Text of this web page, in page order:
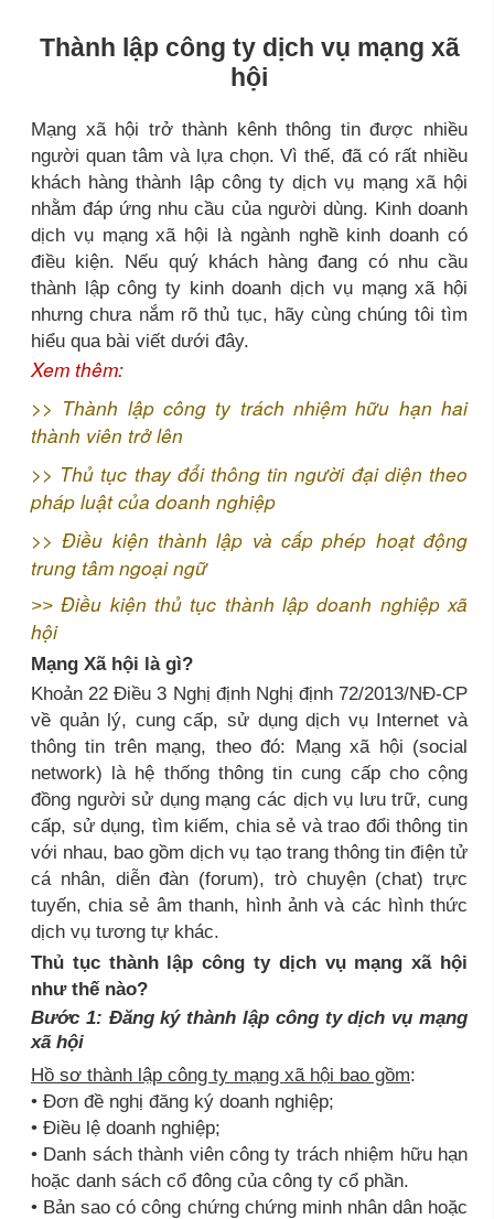
Thành lập công ty dịch vụ mạng xã
hội
Mạng xã hội trở thành kênh thông tin được nhiều
người quan tâm và lựa chọn. Vì thế, đã có rất nhiều
khách hàng thành lập công ty dịch vụ mạng xã hội
nhằm đáp ứng nhu cầu của người dùng. Kinh doanh
dịch vụ mạng xã hội là ngành nghề kinh doanh có
điều kiện. Nếu quý khách hàng đang có nhu cầu
thành lập công ty kinh doanh dịch vụ mạng xã hội
nhưng chưa nắm rõ thủ tục, hãy cùng chúng tôi tìm
hiểu qua bài viết dưới đây.
Xem thêm:
>> Thành lập công ty trách nhiệm hữu hạn hai
thành viên trở lên
>> Thủ tục thay đổi thông tin người đại diện theo
pháp luật của doanh nghiệp
>>Điều kiện thành lập và cấp phép hoạt động
trung tâm ngoại ngữ
>>Điều kiện thủ tục thành lập doanh nghiệp xã
hội
Mạng Xã hội là gì?
Khoản 22 Điều 3 Nghị định Nghị định 72/2013/NĐ-CP
về quản lý, cung cấp, sử dụng dịch vụ Internet và
thông tin trên mạng, theo đó: Mạng xã hội (social
network) là hệ thống thông tin cung cấp cho cộng
đồng người sử dụng mạng các dịch vụ lưu trữ, cung
cấp, sử dụng, tìm kiếm, chia sẻ và trao đổi thông tin
với nhau, bao gồm dịch vụ tạo trang thông tin điện tử
cá nhân, diễn đàn (forum), trò chuyện (chat) trực
tuyến, chia sẻ âm thanh, hình ảnh và các hình thức
dịch vụ tương tự khác.
Thủ tục thành lập công ty dịch vụ mạng xã hội
như thế nào?
Bước 1: Đăng ký thành lập công ty dịch vụ mạng
xã hội
Hồ sơ thành lập công ty mạng xã hội bao gồm:
• Đơn đề nghị đăng ký doanh nghiệp;
• Điều lệ doanh nghiệp;
• Danh sách thành viên công ty trách nhiệm hữu hạn
hoặc danh sách cổ đông của công ty cổ phần.
• Bản sao có công chứng chứng minh nhân dân hoặc